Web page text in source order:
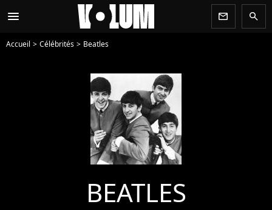
menu newsletter search
Accueil Célébrités Beatles
BEATLES